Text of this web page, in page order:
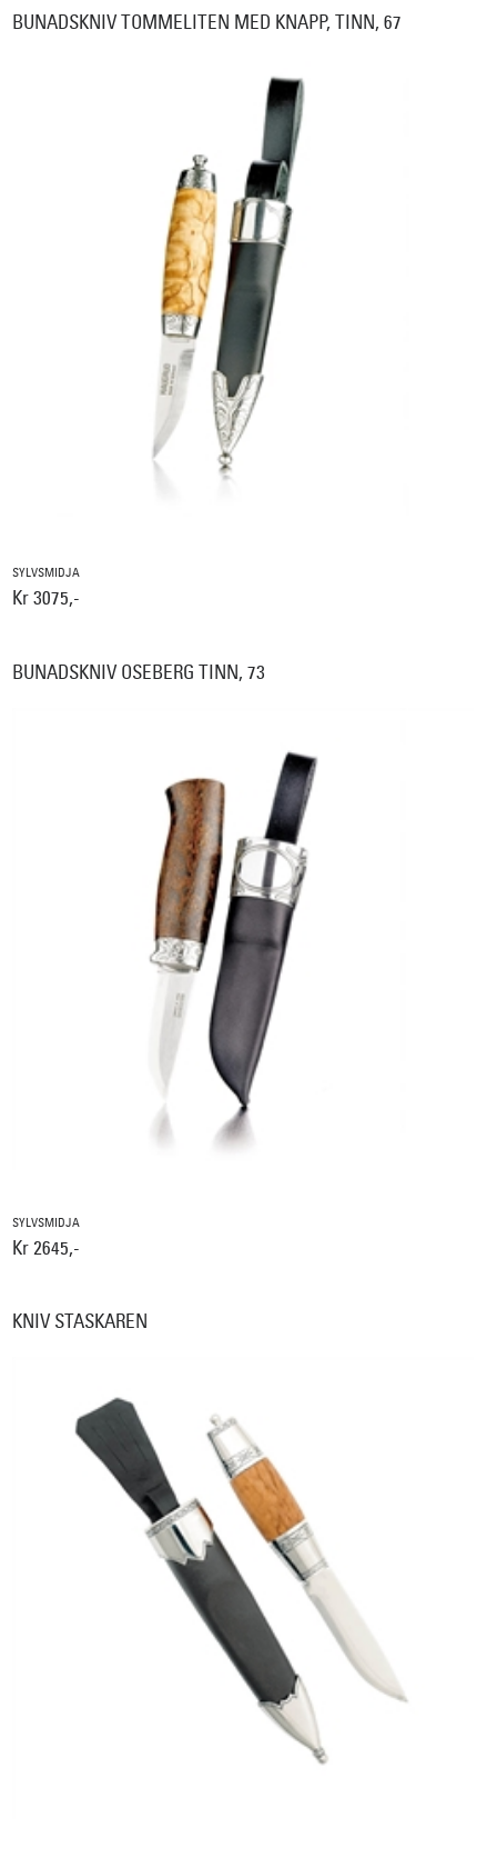
BUNADSKNIV TOMMELITEN MED KNAPP, TINN, 67
SYLVSMIDJA
Kr 3075,-
BUNADSKNIV OSEBERG TINN, 73
SYLVSMIDJA
Kr 2645,-
KNIV STASKAREN